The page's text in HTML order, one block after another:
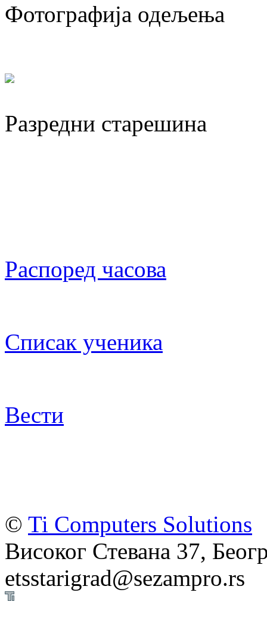
Фотографија одељења
Разредни старешина
Распоред часова
Списак ученика
Вести
© Ti Computers Solutions
Високог Стевана 37,
etsstarigrad@sezampro.rs